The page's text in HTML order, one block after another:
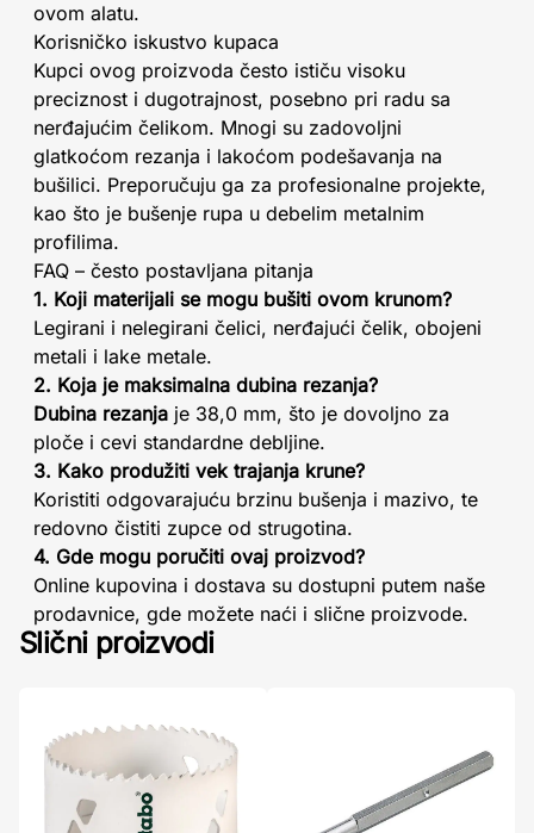
ovom alatu.
Korisničko iskustvo kupaca
Kupci ovog proizvoda često ističu visoku
preciznost i dugotrajnost, posebno pri radu sa
nerđajućim čelikom. Mnogi su zadovoljni
glatkoćom rezanja i lakoćom podešavanja na
bušilici. Preporučuju ga za profesionalne projekte,
kao što je bušenje rupa u debelim metalnim
profilima.
FAQ – često postavljana pitanja
1. Koji materijali se mogu bušiti ovom krunom?
Legirani i nelegirani čelici, nerđajući čelik, obojeni
metali i lake metale.
2. Koja je maksimalna dubina rezanja?
Dubina rezanja je 38,0 mm, što je dovoljno za
ploče i cevi standardne debljine.
3. Kako produžiti vek trajanja krune?
Koristiti odgovarajuću brzinu bušenja i mazivo, te
redovno čistiti zupce od strugotina.
4. Gde mogu poručiti ovaj proizvod?
Online kupovina i dostava su dostupni putem naše
prodavnice, gde možete naći i slične proizvode.
Slični proizvodi